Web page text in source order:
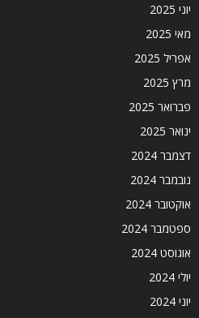
יוני 2025
מאי 2025
אפריל 2025
מרץ 2025
פברואר 2025
ינואר 2025
דצמבר 2024
נובמבר 2024
אוקטובר 2024
ספטמבר 2024
אוגוסט 2024
יולי 2024
יוני 2024